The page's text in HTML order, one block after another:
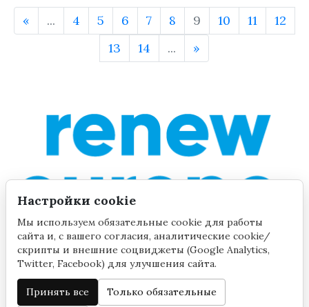
« ... 4 5 6 7 8 9 10 11
12
13
14 ... »
©2020 by Yana Toom Настройки cookie
Настройки cookie
Мы используем обязательные cookie для работы
сайта и, с вашего согласия, аналитические cookie/
скрипты и внешние соцвиджеты (Google Analytics,
Twitter, Facebook) для улучшения сайта.
Принять все Только обязательные